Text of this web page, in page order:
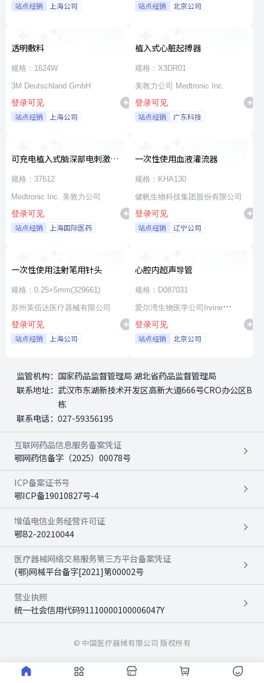
站点经销 上海公司 站点经销 北京公司
透明敷料
规格：1624W
3M Deutschland GmbH
登录可见
站点经销 上海公司
植入式心脏起搏器
规格：X3DR01
美敦力公司 Medtronic Inc.
登录可见
站点经销 广东科技
可充电植入式脑深部电刺激脉
冲发生器套件
规格：37612
Medtronic Inc. 美敦力公司
登录可见
站点经销 上海国际医药
一次性使用血液灌流器
规格：KHA130
健帆生物科技集团股份有限公司
登录可见
站点经销 辽宁公司
一次性使用注射笔用针头
规格：0.25×5mm(329661)
苏州英佰达医疗器械有限公司
登录可见
站点经销 上海公司
心腔内超声导管
规格：D087031
爱尔湾生物医学公司Irvine
Biomedical,Inc. a St. Jude
Medical Company
登录可见
站点经销 北京公司
监管机构： 国家药品监督管理局 湖北省药品监督管理局
联系地址： 武汉市东湖新技术开发区高新大道666号CRO办公区B
栋
联系电话： 027-59356195
互联网药品信息服务备案凭证
鄂网药信备字（2025）00078号
ICP备案证书号
鄂ICP备19010827号-4
增值电信业务经营许可证
鄂B2-20210044
医疗器械网络交易服务第三方平台备案凭证
(鄂)网械平台备字[2021]第00002号
营业执照
统一社会信用代码91110000100006047Y
© 中国医疗器械有限公司 版权所有